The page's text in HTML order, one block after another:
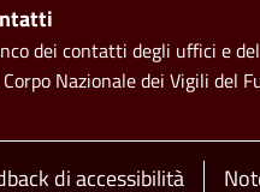
dei contatti degli uffici e
Nazionale dei Vigili del
di accessibilità